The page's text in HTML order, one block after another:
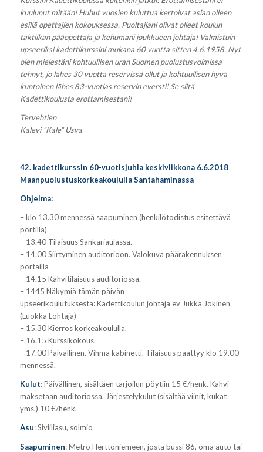
kuulunut mitään! Huhut vuosien kuluttua kertoivat asian olleen
esillä opettajien kokouksessa. Puoltajiani olivat olleet koulun
taktiikan pääopettaja ja kehumani joukkueen johtaja! Valmistuin
upseeriksi kadettikurssini mukana 60 vuotta sitten 4.6.1958. Nyt
olen mielestäni kohtuullisen uran Suomen puolustusvoimissa
tehnyt, jo lähes 30 vuotta reservissä ollut ja kohtuullisen hyvä
kuntoinen lähes 83-vuotias reservin eversti! Se siitä
Kadettikoulusta erottamisestani!
Tervehtien
Kalevi ”Kale” Usva
42. kadettikurssin 60-vuotisjuhla keskiviikkona 6.6.2018
Maanpuolustuskorkeakoululla Santahaminassa
Ohjelma:
– klo 13.30 mennessä saapuminen (henkilötodistus esitettävä
portilla)
– 13.40 Tilaisuus Sankariaulassa.
– 14.00 Siirtyminen auditorioon. Valokuva päärakennuksen
portailla
– 14.15 Kahvitilaisuus auditoriossa.
– 1445 Näkymiä tämän päivän
upseerikoulutuksesta: Kadettikoulun johtaja ev Jukka Jokinen
(Luokka Lohtaja)
– 15.30 Kierros korkeakoululla.
– 16.15 Kurssikokous.
– 17.00 Päivällinen. Vihma kabinetti. Tilaisuus päättyy klo 19.00
mennessä.
Kulut: Päivällinen, sisältäen tarjoilun pöytiin 15 €/henk. Kahvi
maksetaan auditoriossa. Järjestelykulut (sisältää viinit, kukat
yms.) 10 €/henk.
Asu: Siviiliasu, solmio
Saapuminen: Metro Herttoniemeen, josta bussi 86, oma auto tai